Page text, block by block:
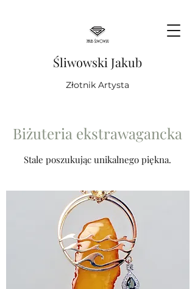
Śliwowski Jakub
Złotnik Artysta
Biżuteria ekstrawagancka
Stale poszukując unikalnego piękna.